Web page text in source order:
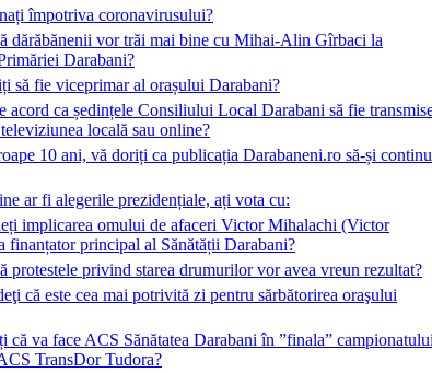
împotriva coronavirusului?
dărăbănenii vor trăi mai bine cu Mihai-Alin Gîrbaci la
Darabani?
să fie viceprimar al orașului Darabani?
acord ca ședințele Consiliului Local Darabani să fie
locală sau online?
10 ani, vă doriți ca publicația Darabaneni.ro să-și
ar fi alegerile prezidențiale, ați vota cu:
implicarea omului de afaceri Victor Mihalachi (Victor
finanțator principal al Sănătății Darabani?
protestele privind starea drumurilor vor avea vreun rezultat?
că este cea mai potrivită zi pentru sărbătorirea oraşului
că va face ACS Sănătatea Darabani în ”finala”
TransDor Tudora?